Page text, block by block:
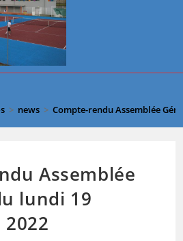
> news > Compte-rendu Assemblée
Assemblée
lundi 19